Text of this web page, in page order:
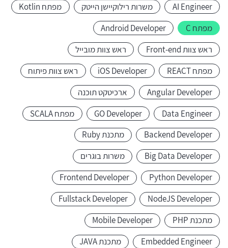
AI Engineer משרות רילוקיישן הייטק
מפתח Kotlin
מפתח C
Android Developer
ראש צוות Front-end
ראש צוות מובייל
מפתח REACT
iOS Developer
ראש צוות פיתוח
Angular Developer
ארכיטקט תוכנה
Data Engineer
GO Developer
מפתח SCALA
Backend Developer
מתכנת Ruby
Big Data Developer
משרות בוגרים
Python Developer
Frontend Developer
NodeJS Developer
Fullstack Developer
מתכנת PHP
Mobile Developer
Embedded Engineer
מתכנת JAVA